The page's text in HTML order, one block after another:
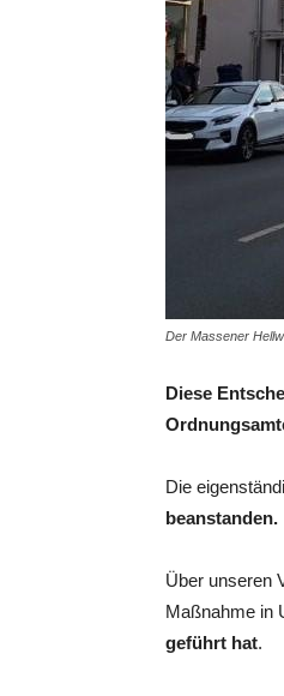
Der Massener
Diese
Die
beanstanden.
Über unseren
Maßnahme in
geführt hat.